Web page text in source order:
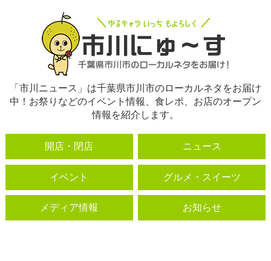
「市川ニュース」は千葉県市川市のローカルネタをお届け
中！お祭りなどのイベント情報、食レポ、お店のオープン
情報を紹介します。
開店・閉店 ニュース
イベント グルメ・スイーツ
メディア情報 お知らせ